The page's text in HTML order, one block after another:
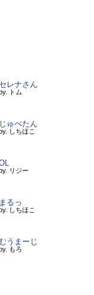
セレナさん
トム
じゅぺたん
しちほこ
リジー
まるっ
しちほこ
うまーじ
もろ